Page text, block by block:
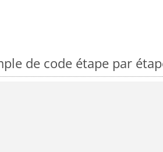
de code étape par